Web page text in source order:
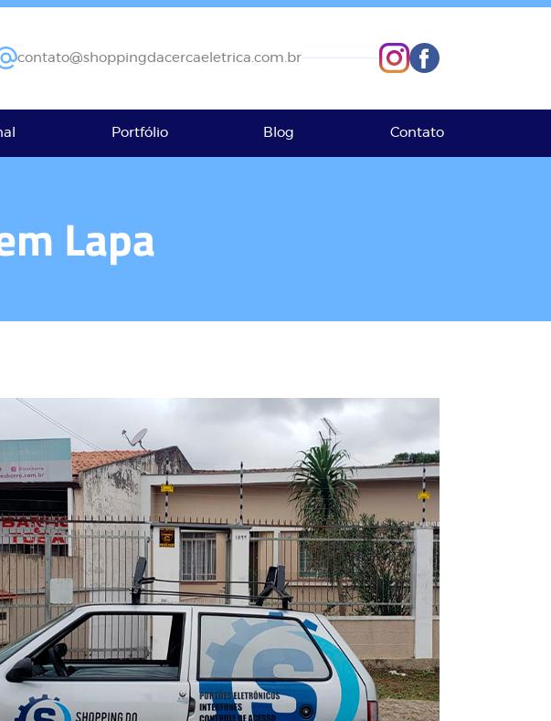
contato@shoppingdacercaeletrica.com.br
Portfólio Blog Contato
Lapa